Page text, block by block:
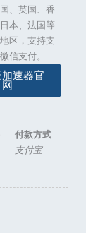
、英国、香
本、法国等
区，支持支
信支付。
速器官
网
付款方式
支付宝